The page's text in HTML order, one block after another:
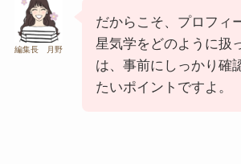
編集長 月野
だからこそ、プロフィ
星気学をどのように扱
は、事前にしっかり確
たいポイントですよ。